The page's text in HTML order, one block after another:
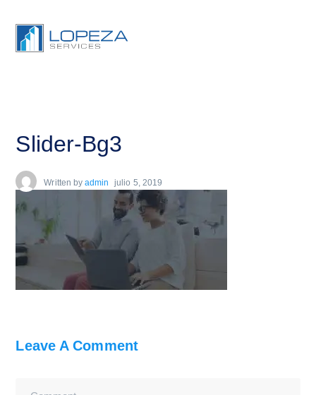
Slider-Bg3
Written by admin julio 5, 2019
Leave A Comment